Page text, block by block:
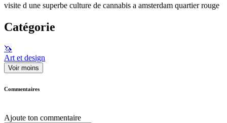
visite d une superbe culture de cannabis a amsterdam quartier rouge
Catégorie
🦄
Art et design
Voir moins
Commentaires
Ajoute ton commentaire